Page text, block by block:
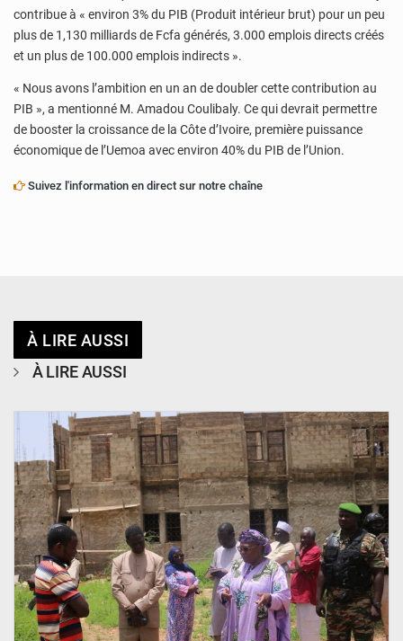
contribue à « environ 3% du PIB (Produit intérieur brut) pour un peu
plus de 1,130 milliards de Fcfa générés, 3.000 emplois directs créés
et un plus de 100.000 emplois indirects ».
« Nous avons l’ambition en un an de doubler cette contribution au
PIB », a mentionné M. Amadou Coulibaly. Ce qui devrait permettre
de booster la croissance de la Côte d’Ivoire, première puissance
économique de l’Uemoa avec environ 40% du PIB de l’Union.
Suivez l'information en direct sur notre chaîne
À LIRE AUSSI
À LIRE AUSSI